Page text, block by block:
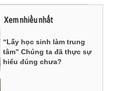
Xem nhiều nhất
“Lấy học sinh làm trung
tâm” Chúng ta đã thực sự
hiểu đúng chưa?